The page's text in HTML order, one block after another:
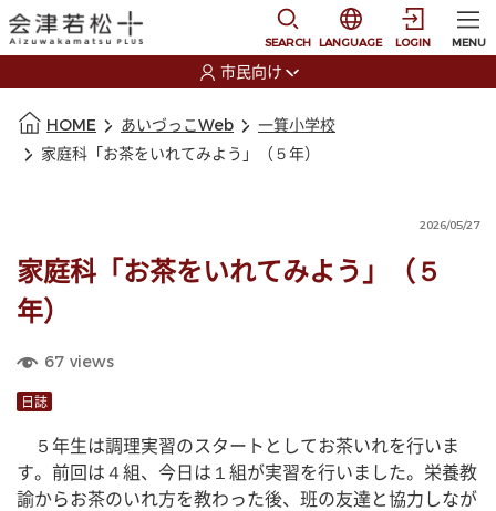
SEARCH
選択すると言語の切
LANGUAGE LOGIN MENU
市民向け
HOME あいづっこWeb
一箕小学校
家庭科「お茶をいれてみよう」（５年）
2026/05/27
家庭科「お茶をいれてみよう」（５
年）
67 views
日誌
５年生は調理実習のスタートとしてお茶いれを行いま
す。前回は４組、今日は１組が実習を行いました。栄養教
諭からお茶のいれ方を教わった後、班の友達と協力しなが